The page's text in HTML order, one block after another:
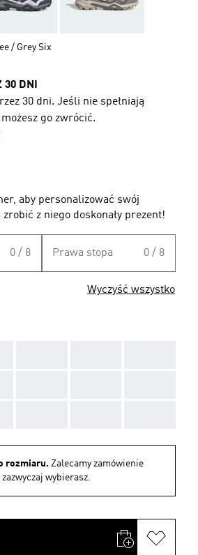
/ Grey Six
DNI
30 dni. Jeśli nie spełniają
możesz go zwrócić.
aby personalizować swój
z niego doskonały prezent!
0 / 8 Prawa stopa 0 / 8
Wyczyść wszystko
rozmiaru. Zalecamy zamówienie
wybierasz.